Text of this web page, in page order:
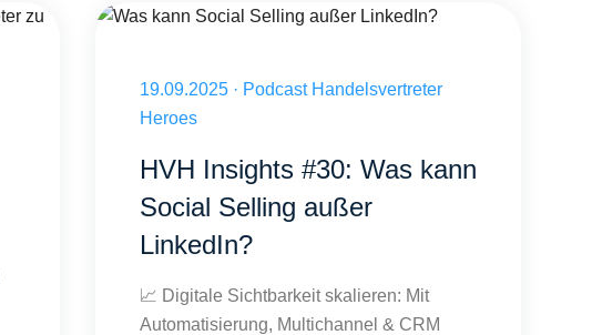
Veröffentlicht am 19.09.2025
19.09.2025 · Podcast Handelsvertreter
Heroes
HVH Insights #30: Was kann
Social Selling außer
LinkedIn?
📈 Digitale Sichtbarkeit skalieren: Mit
Automatisierung, Multichannel & CRM